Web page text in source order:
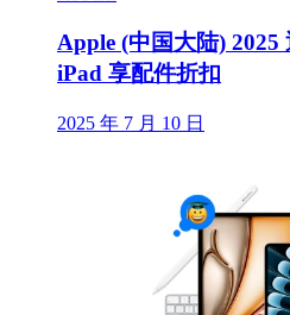
Apple (中国大陆)
iPad 享配件折扣
2025 年 7 月 10 日